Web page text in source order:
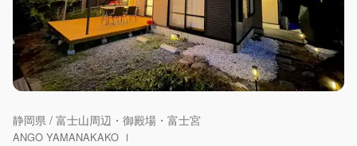
静岡県 / 富士山周辺・御殿場・富士宮
ANGO YAMANAKAKO Ⅰ